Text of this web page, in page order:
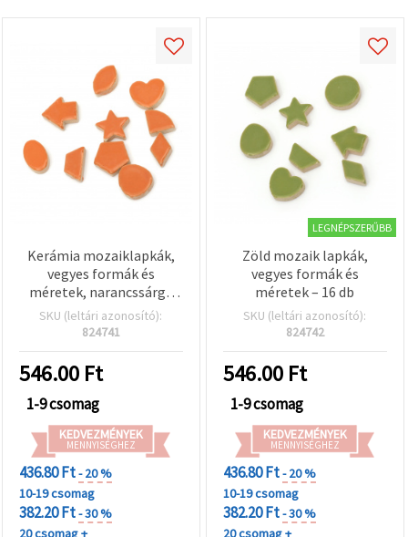
Kerámia mozaiklapkák,
vegyes formák és
méretek, narancssárga
színű – 16 db
SKU (leltári azonosító):
824741
546.00 Ft
1-9 csomag
KEDVEZMÉNYEK
MENNYISÉGHEZ
436.80 Ft- 20 %
10-19 csomag
382.20 Ft- 30 %
20 csomag +
LEGNÉPSZERŰBB
Zöld mozaik lapkák,
vegyes formák és
méretek – 16 db
SKU (leltári azonosító):
824742
546.00 Ft
1-9 csomag
KEDVEZMÉNYEK
MENNYISÉGHEZ
436.80 Ft- 20 %
10-19 csomag
382.20 Ft- 30 %
20 csomag +